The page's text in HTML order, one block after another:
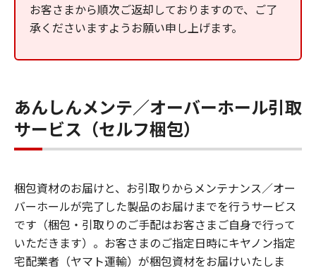
お客さまから順次ご返却しておりますので、ご了
承くださいますようお願い申し上げます。
あんしんメンテ／オーバーホール引取
サービス（セルフ梱包）
梱包資材のお届けと、お引取りからメンテナンス／オー
バーホールが完了した製品のお届けまでを行うサービス
です（梱包・引取りのご手配はお客さまご自身で行って
いただきます）。お客さまのご指定日時にキヤノン指定
宅配業者（ヤマト運輸）が梱包資材をお届けいたしま